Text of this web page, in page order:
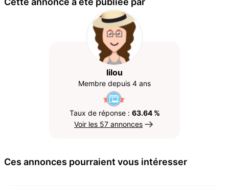
lilou
Membre depuis 4 ans
Taux de réponse : 63.64 %
Voir les 57 annonces
Ces annonces pourraient vous intéresser